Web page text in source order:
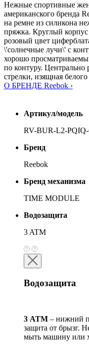
Нежные спортивные
американского бренда
на ремне из силикона
пряжка. Круглый корпус
розовый цвет
\'солнечные лучи\' с
хорошо
по контуру.
стрелки, изящная
О БРЕНДЕ Reebok ›
Артикул/модель
RV-BUR-L2-PQIQ-
Бренд
Reebok
Бренд механизма
TIME MODULE
Водозащита
3 ATM
Водозащита
3 АТМ – нижний
защита от брызг.
мыть машину или